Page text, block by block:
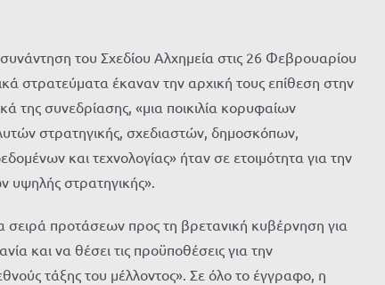
του Σχεδίου Αλχημεία στις 26 Φεβρουαρίου
στρατεύματα έκαναν την αρχική τους επίθεση στην
της συνεδρίασης, «μια ποικιλία κορυφαίων
στρατηγικής, σχεδιαστών, δημοσκόπων,
και τεχνολογίας» ήταν σε ετοιμότητα για την
υψηλής στρατηγικής».
σειρά προτάσεων προς τη βρετανική κυβέρνηση για
και να θέσει τις προϋποθέσεις για την
τάξης του μέλλοντος». Σε όλο το έγγραφο, η